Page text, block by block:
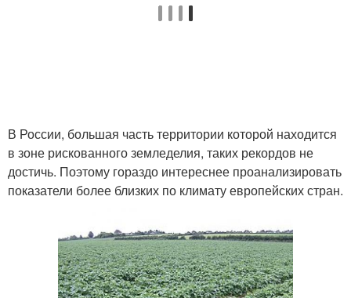
В России, большая часть территории которой находится
в зоне рискованного земледелия, таких рекордов не
достичь. Поэтому гораздо интереснее проанализировать
показатели более близких по климату европейских стран.